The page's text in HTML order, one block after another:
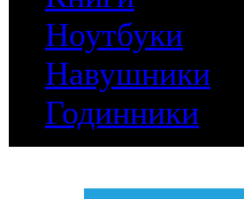
Ноутбуки
Навушники
Годинники